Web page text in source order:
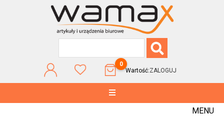
0
Wartość:ZALOGUJ
MENU